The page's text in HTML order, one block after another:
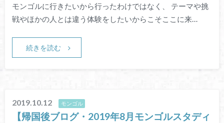
モンゴルに行きたいから行ったわけではなく、 テーマや挑
戦やほかの人とは違う体験をしたいからこそここに来…
続きを読む
2019.10.12 モンゴル
【帰国後ブログ・2019年8月モンゴルスタディ